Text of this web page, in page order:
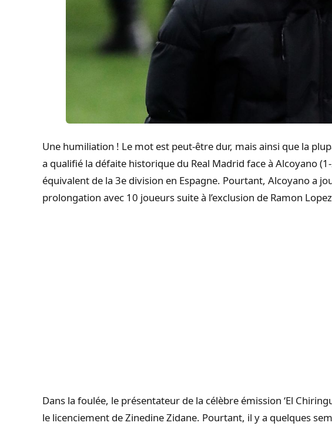
Une humiliation ! Le mot est peut-être dur, mais ainsi que la
a qualifié la défaite historique du Real Madrid face à Alcoyano
équivalent de la 3e division en Espagne. Pourtant, Alcoyano a
prolongation avec 10 joueurs suite à l’exclusion de Ramon
Dans la foulée, le présentateur de la célèbre émission ‘El
le licenciement de Zinedine Zidane. Pourtant, il y a quelques